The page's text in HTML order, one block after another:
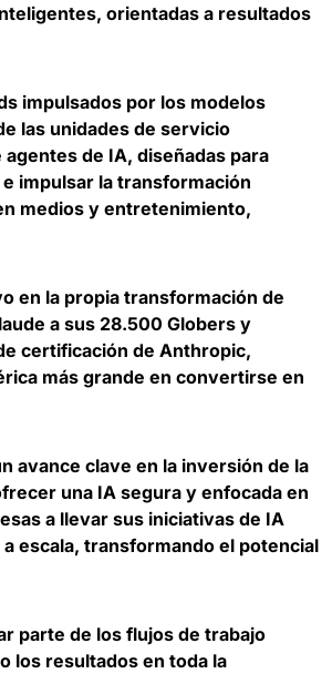
orientadas a resultados
impulsados por los modelos
las unidades de servicio
agentes de IA, diseñadas para
impulsar la transformación
medios y entretenimiento,
en la propia transformación de
a sus 28.500 Globers y
certificación de Anthropic,
más grande en convertirse en
avance clave en la inversión de la
una IA segura y enfocada en
a llevar sus iniciativas de IA
escala, transformando el potencial
parte de los flujos de trabajo
los resultados en toda la